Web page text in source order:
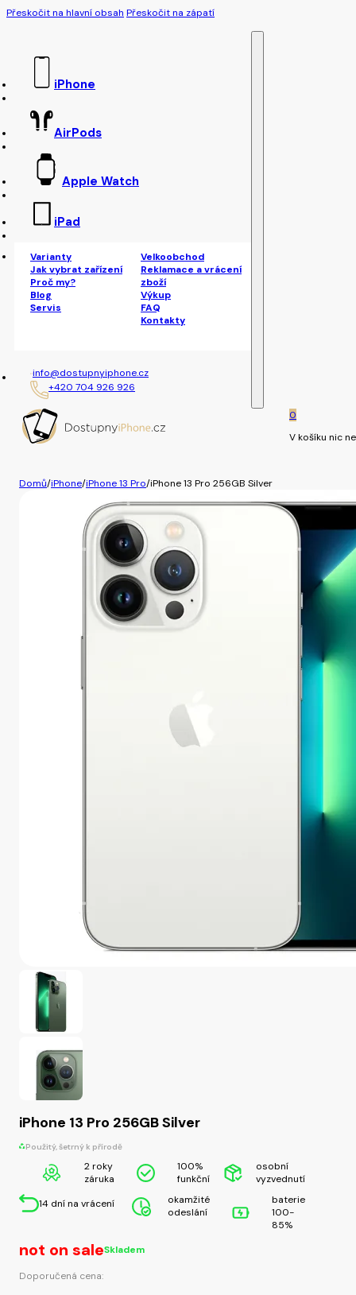
Přeskočit na hlavní obsah Přeskočit na zápatí
iPhone
AirPods
Apple Watch
iPad
Varianty
Jak vybrat zařízení
Proč my?
Blog
Servis
Velkoobchod
Reklamace a vrácení
zboží
Výkup
FAQ
Kontakty
info@dostupnyiphone.cz
+420 704 926 926
0
V košíku nic
Domů/iPhone/iPhone 13 Pro/iPhone 13 Pro 256GB Silver
iPhone 13 Pro 256GB Silver
Použitý, šetrný k přírodě
2 roky
záruka
100%
funkční
osobní
vyzvednutí
14 dní na vrácení
okamžité
odeslání
baterie
100-
85%
not on saleSkladem
Doporučená cena: